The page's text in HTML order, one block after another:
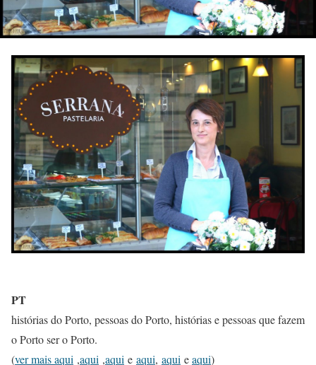
PT
histórias do Porto, pessoas do Porto, histórias e pessoas que fazem
o Porto ser o Porto.
(ver mais aqui ,aqui ,aqui e aqui, aqui eaqui)